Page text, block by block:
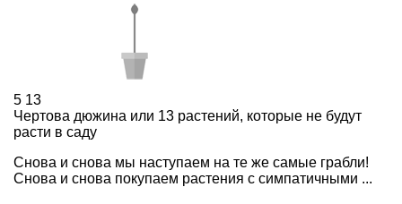
5 13
Чертова дюжина или 13 растений, которые не будут
расти в саду
Снова и снова мы наступаем на те же самые грабли!
Снова и снова покупаем растения с симпатичными ...